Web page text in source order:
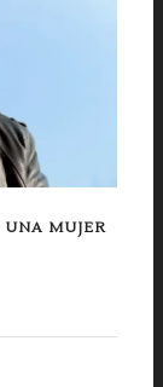
UNA MUJER